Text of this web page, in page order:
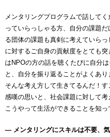
メンタリングプログラムで話して
っていらっしゃる方、自分の課題
る団体の課題も真剣に考えていら
に対するご自身の貢献度をとても
はNPOの方の話を聴くたびに自分
と、自分を振り返ることがよくあ
そんな考え方して生きてるんだ！
感嘆の思いと、社会課題に対して
こうやって生活ができることを知っ
― メンタリングにスキルは不要、